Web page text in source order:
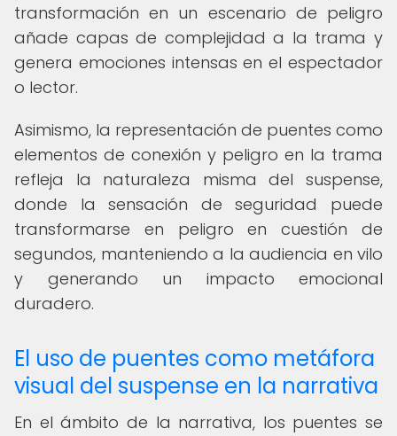
transformación en un escenario de peligro
añade capas de complejidad a la trama y
genera emociones intensas en el espectador
o lector.
Asimismo, la representación de puentes como
elementos de conexión y peligro en la trama
refleja la naturaleza misma del suspense,
donde la sensación de seguridad puede
transformarse en peligro en cuestión de
segundos, manteniendo a la audiencia en vilo
y generando un impacto emocional
duradero.
El uso de puentes como metáfora
visual del suspense en la narrativa
En el ámbito de la narrativa, los puentes se